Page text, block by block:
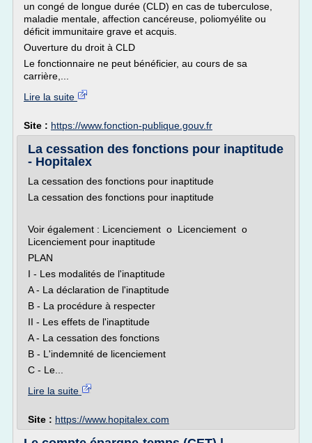
un congé de longue durée (CLD) en cas de tuberculose,
maladie mentale, affection cancéreuse, poliomyélite ou
déficit immunitaire grave et acquis.
Ouverture du droit à CLD
Le fonctionnaire ne peut bénéficier, au cours de sa
carrière,...
Lire la suite
Site : https://www.fonction-publique.gouv.fr
La cessation des fonctions pour inaptitude
- Hopitalex
La cessation des fonctions pour inaptitude
La cessation des fonctions pour inaptitude
Voir également : Licenciement o Licenciement o
Licenciement pour inaptitude
PLAN
I - Les modalités de l'inaptitude
A - La déclaration de l'inaptitude
B - La procédure à respecter
II - Les effets de l'inaptitude
A - La cessation des fonctions
B - L'indemnité de licenciement
C - Le...
Lire la suite
Site : https://www.hopitalex.com